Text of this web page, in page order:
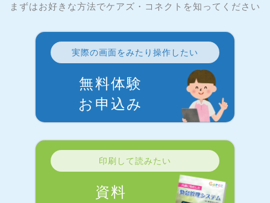
まずはお好きな方法でケアズ・コネクトを知ってください
実際の画面をみたり操作したい
無料体験
お申込み
印刷して読みたい
資料